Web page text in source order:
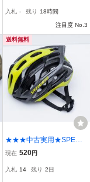
入札 - 残り 18時間
注目度 No.3
送料無料
★★★中古実用★SPECIA
LIZED スペシャライズド
6-64cm)★★★
現在 520円
入札 14 残り 2日